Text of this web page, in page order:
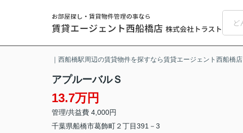
｜西船橋駅周辺の賃貸物件を探すなら賃貸エージェント西船橋店
アプルーバルＳ
13.7万円
管理/共益費 4,000円
千葉県船橋市葛飾町２丁目391－3